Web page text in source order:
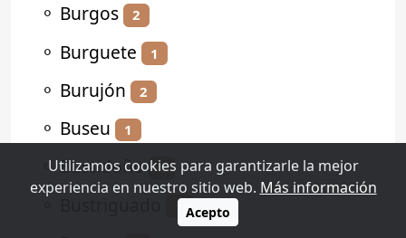
⚬ Burgos 2
⚬ Burguete 1
⚬ Burujón 2
⚬ Buseu 1
⚬Bustidoño 1
⚬ 1
Utilizamos cookies para garantizarle la mejor
experiencia en nuestro sitio web. Más información
Acepto